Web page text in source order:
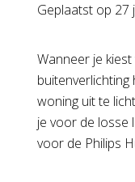
Geplaatst op 27
Wanneer je
woning uit te
je voor de losse
voor de Philips